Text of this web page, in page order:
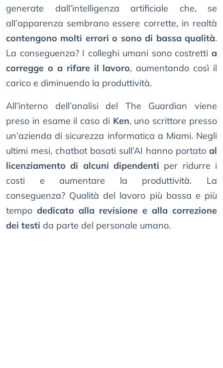
generate dall’intelligenza artificiale che, se
all’apparenza sembrano essere corrette, in realtà
contengono molti errori o sono di bassa qualità.
La conseguenza? I colleghi umani sono costretti a
corregge o a rifare il lavoro, aumentando così il
carico e diminuendo la produttività.
All’interno dell’analisi del The Guardian viene
preso in esame il caso di Ken, uno scrittore presso
un’azienda di sicurezza informatica a Miami. Negli
ultimi mesi, chatbot basati sull’AI hanno portato al
licenziamento di alcuni dipendenti per ridurre i
costi e aumentare la produttività. La
conseguenza? Qualità del lavoro più bassa e più
tempo dedicato alla revisione e alla correzione
dei testi da parte del personale umano.